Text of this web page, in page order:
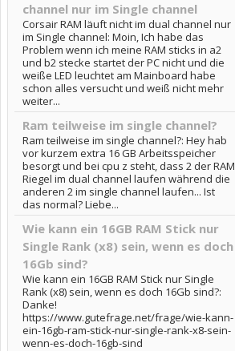
channel nur im Single channel
Corsair RAM läuft nicht im dual channel nur
im Single channel: Moin, Ich habe das
Problem wenn ich meine RAM sticks in a2
und b2 stecke startet der PC nicht und die
weiße LED leuchtet am Mainboard habe
schon alles versucht und weiß nicht mehr
weiter...
Ram teilweise im single channel?
Ram teilweise im single channel?: Hey hab
vor kurzem extra 16 GB Arbeitsspeicher
besorgt und bei cpu z steht, dass 2 der RAM
Riegel im dual channel laufen während die
anderen 2 im single channel laufen... Ist
das normal? Liebe...
Wie kann ein 16GB RAM Stick nur
Single Rank (x8) sein, wenn es doch
16Gb sind?
Wie kann ein 16GB RAM Stick nur Single
Rank (x8) sein, wenn es doch 16Gb sind?:
Danke!
https://www.gutefrage.net/frage/wie-kann-
ein-16gb-ram-stick-nur-single-rank-x8-sein-
wenn-es-doch-16gb-sind